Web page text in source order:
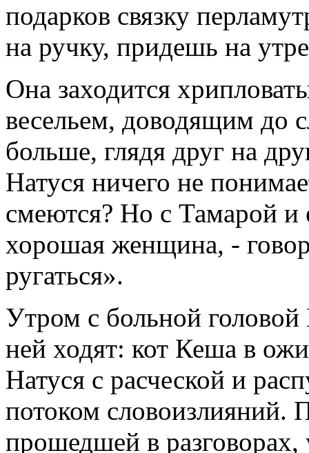
подарков связку
на ручку, придешь на
Она заходится
весельем, доводящим до
больше, глядя друг на
Натуся ничего не
смеются? Но с Тамарой и
хорошая женщина, -
ругаться».
Утром с больной
ней ходят: кот Кеша в
Натуся с расческой и
потоком словоизлияний.
прошедшей в разговорах,